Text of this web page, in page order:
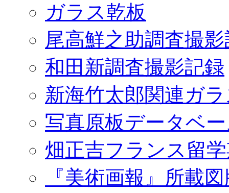
ガラス乾板
尾高鮮之助調査撮
和田新調査撮影記録
新海竹太郎関連ガ
写真原板データベ
畑正吉フランス留
『美術画報』所載